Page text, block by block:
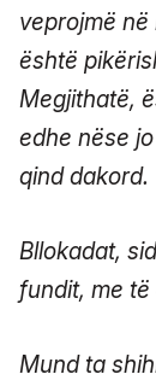
veprojmë
është
Megjithatë,
edhe nëse
qind dakord.
Bllokadat,
fundit, me të
Mund ta